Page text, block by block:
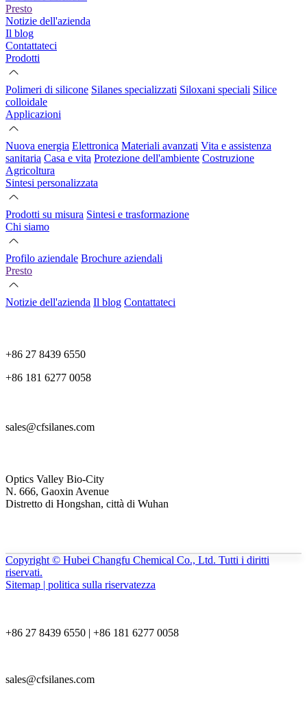
Presto
Notizie dell'azienda
Il blog
Contattateci
Prodotti
Polimeri di silicone Silanes specializzati Siloxani speciali Silice
colloidale
Applicazioni
Nuova energia Elettronica Materiali avanzati Vita e assistenza
sanitaria Casa e vita Protezione dell'ambiente Costruzione
Agricoltura
Sintesi personalizzata
Prodotti su misura Sintesi e trasformazione
Chi siamo
Profilo aziendale Brochure aziendali
Presto
Notizie dell'azienda Il blog Contattateci
+86 27 8439 6550
+86 181 6277 0058
sales@cfsilanes.com
Optics Valley Bio-City
N. 666, Gaoxin Avenue
Distretto di Hongshan, città di Wuhan
Copyright © Hubei Changfu Chemical Co., Ltd. Tutti i diritti
riservati.
Sitemap | politica sulla riservatezza
+86 27 8439 6550 | +86 181 6277 0058
sales@cfsilanes.com